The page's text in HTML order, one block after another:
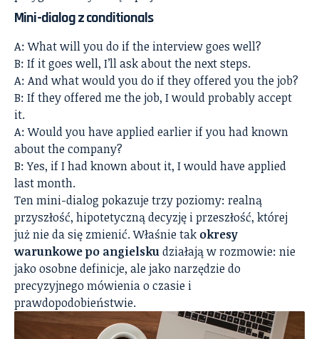
Mini-dialog z conditionals
A: What will you do if the interview goes well?
B: If it goes well, I’ll ask about the next steps.
A: And what would you do if they offered you the job?
B: If they offered me the job, I would probably accept
it.
A: Would you have applied earlier if you had known
about the company?
B: Yes, if I had known about it, I would have applied
last month.
Ten mini-dialog pokazuje trzy poziomy: realną
przyszłość, hipotetyczną decyzję i przeszłość, której
już nie da się zmienić. Właśnie tak okresy
warunkowe po angielskudziałają w rozmowie: nie
jako osobne definicje, ale jako narzędzie do
precyzyjnego mówienia o czasie i
prawdopodobieństwie.